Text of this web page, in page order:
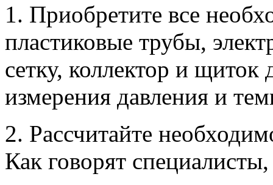
1. Приобретите все
пластиковые трубы,
сетку, коллектор и
измерения давления и
2. Рассчитайте
Как говорят